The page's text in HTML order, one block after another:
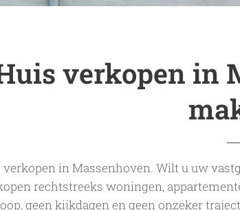
verkopen in
verkopen in Massenhoven. Wilt u uw
rechtstreeks woningen,
geen kijkdagen en geen onzeker